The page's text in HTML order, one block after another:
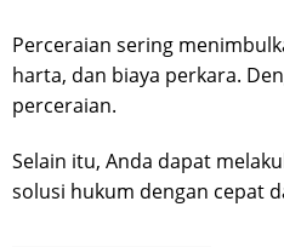
Perceraian sering
harta, dan biaya perkara.
perceraian.
Selain itu, Anda dapat
solusi hukum dengan cepat